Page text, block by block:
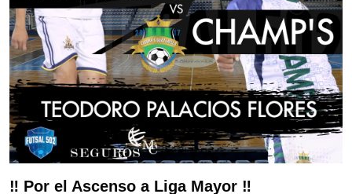
‼️ Por el Ascenso a Liga Mayor ‼️